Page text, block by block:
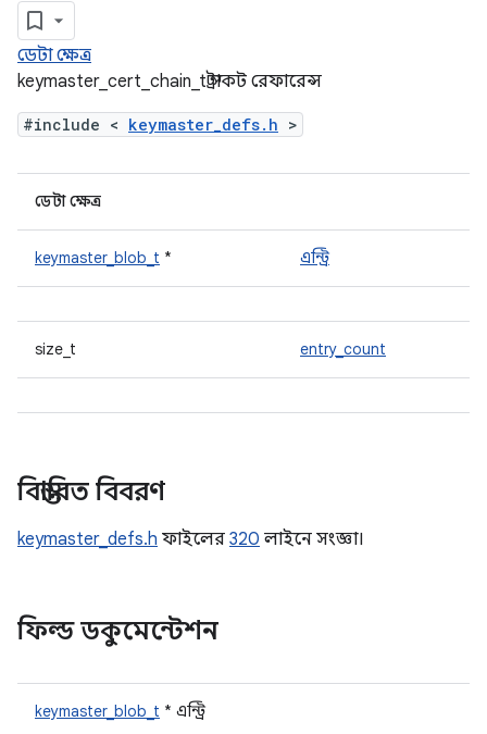
ডেটা ক্ষেত্র
keymaster_cert_chain_t স্ট্রাকট রেফারেন্স
#include < keymaster_defs.h >
ডেটা ক্ষেত্র
keymaster_blob_t * এন্ট্রি
size_t entry_count
বিস্তারিত বিবরণ
keymaster_defs.h ফাইলের 320 লাইনে সংজ্ঞা।
ফিল্ড ডকুমেন্টেশন
keymaster_blob_t * এন্ট্রি